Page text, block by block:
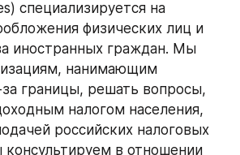
специализируется на
физических лиц и
иностранных граждан. Мы
нанимающим
границы, решать вопросы,
налогом населения,
российских налоговых
в отношении